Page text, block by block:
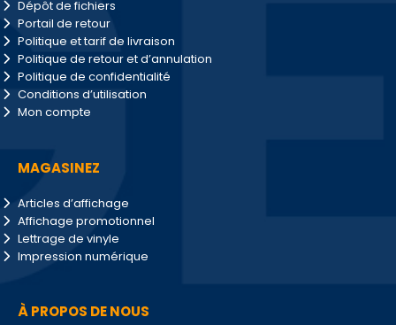
Dépôt de fichiers
Portail de retour
Politique et tarif de livraison
Politique de retour et d’annulation
Politique de confidentialité
Conditions d’utilisation
Mon compte
MAGASINEZ
Articles d’affichage
Affichage promotionnel
Lettrage de vinyle
Impression numérique
À PROPOS DE NOUS